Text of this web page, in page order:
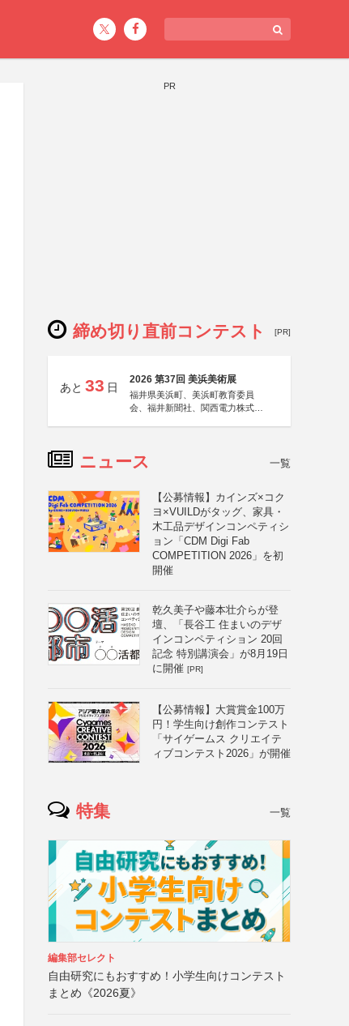
PR
締め切り直前コンテスト [PR]
あと 33 日
2026 第37回 美浜美術展
福井県美浜町、美浜町教育委員
会、福井新聞社、関西電力株式会
ニュース 一覧
【公募情報】カインズ×コク
ヨ×VUILDがタッグ、家具・
木工品デザインコンペティシ
ョン「CDM Digi Fab
COMPETITION 2026」を初
開催
乾久美子や藤本壮介らが登
壇、「長谷工 住まいのデザ
インコンペティション 20回
記念 特別講演会」が8月19日
に開催 [PR]
【公募情報】大賞賞金100万
円！学生向け創作コンテスト
「サイゲームス クリエイテ
ィブコンテスト2026」が開催
特集 一覧
編集部セレクト
自由研究にもおすすめ！小学生向けコンテスト
まとめ《2026夏》